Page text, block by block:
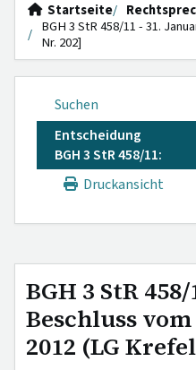
Startseite
BGH 3 StR 458/11 - 31.
Nr. 202]
Suchen
Entscheidung
BGH 3 StR 458/11:
Druckansicht
BGH 3 StR 458/
Beschluss
2012 (LG